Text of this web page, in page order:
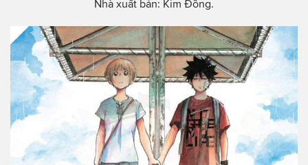
Nhà xuất bản: Kim Đồng.